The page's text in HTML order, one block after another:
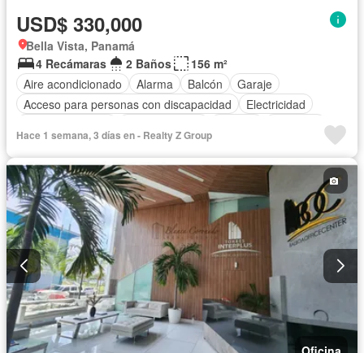
USD$ 330,000
Bella Vista, Panamá
4 Recámaras
2 Baños
156 m²
Aire acondicionado
Alarma Balcón
Garaje
Acceso para personas con discapacidad
Electricidad
Seguridad
Agua
Hace 1 semana, 3 días en - Realty Z Group